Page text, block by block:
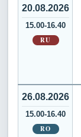
20.08.2026
15.00-16.40
RU
26.08.2026
15.00-16.40
RO